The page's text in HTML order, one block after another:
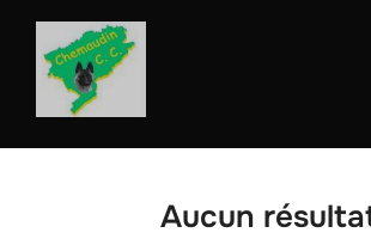
Aller
contenu
Aucun